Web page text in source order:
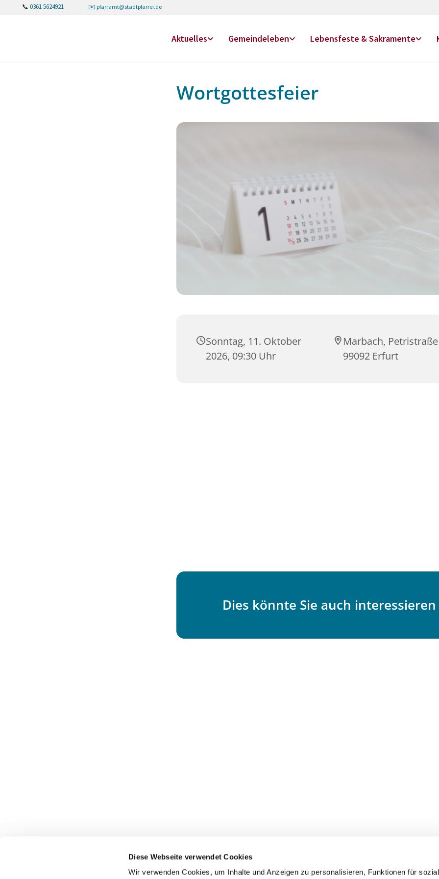
Diese Webseite verwendet Cookies
Wir verwenden Cookies, um Inhalte und Anzeigen zu personalisieren, Funktionen für
📞 0361 5624921 ✉️ pfarramt@stadtpfarrei.de
Aktuelles Gemeindeleben Lebensfeste & Sakramente
Wortgottesfeier
Sonntag, 11. Oktober
2026, 09:30 Uhr
Marbach,
99092 Erfurt
Dies könnte Sie auch interessieren